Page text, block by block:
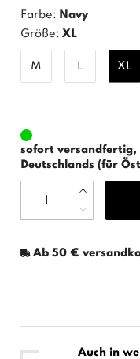
Farbe: Navy
Größe: XL
M L XL
sofort versandfertig,
Deutschlands (für
Ab 50 €
Auch in